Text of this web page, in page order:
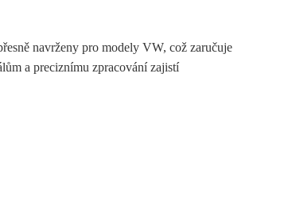
navrženy pro modely VW, což zaručuje
a preciznímu zpracování zajistí